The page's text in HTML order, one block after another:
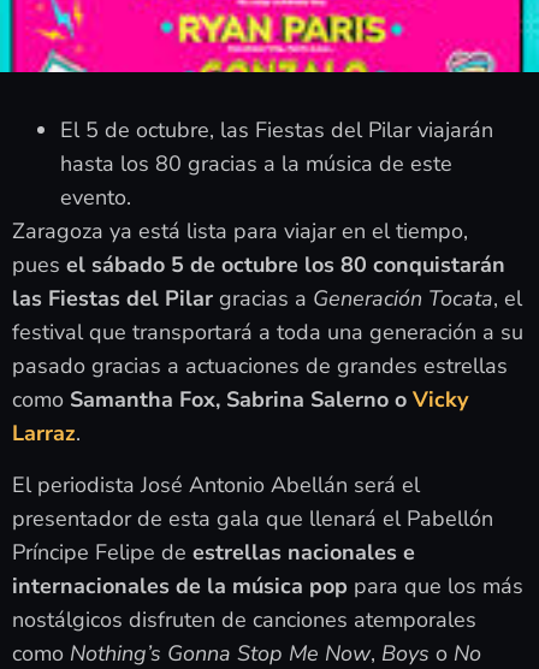
El 5 de octubre, las Fiestas del Pilar viajarán
hasta los 80 gracias a la música de este
evento.
Zaragoza ya está lista para viajar en el tiempo,
pues el sábado 5 de octubre los 80 conquistarán
las Fiestas del Pilar gracias a Generación Tocata, el
festival que transportará a toda una generación a su
pasado gracias a actuaciones de grandes estrellas
como Samantha Fox, Sabrina Salerno o Vicky
Larraz.
El periodista José Antonio Abellán será el
presentador de esta gala que llenará el Pabellón
Príncipe Felipe de estrellas nacionales e
internacionales de la música pop para que los más
nostálgicos disfruten de canciones atemporales
como Nothing’s Gonna Stop Me Now, Boys o No